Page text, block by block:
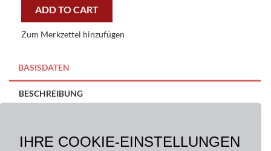
IHRE COOKIE-EINSTELLUNGEN
Clean
preiswert
quantity
ADD TO CART
Zum Merkzettel hinzufügen
BASISDATEN
BESCHREIBUNG
Material:100% Polyester
40 x 60 cm, 50 x 70 cm